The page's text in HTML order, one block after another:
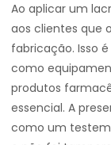
Ao aplicar um
aos clientes que
fabricação. Isso
como
produtos
essencial. A
como um